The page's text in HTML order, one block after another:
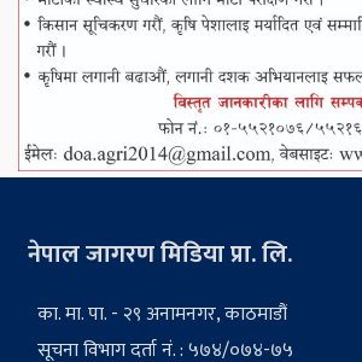
नेपाल जागरण मिडिया प्रा. लि.
का. मा. पा. - २९ अनामनगर, काठमाडौं
सूचना विभाग दर्ता नं. : ५७४/०७४-७५